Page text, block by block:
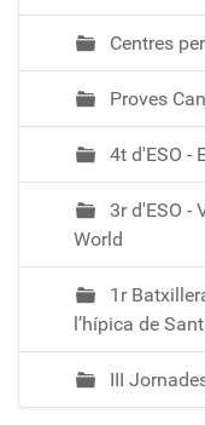
Centres
Proves
4t d'ESO -
3r d'ESO -
World
1r
l’hípica de
III